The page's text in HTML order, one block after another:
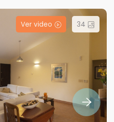
Ver video 34